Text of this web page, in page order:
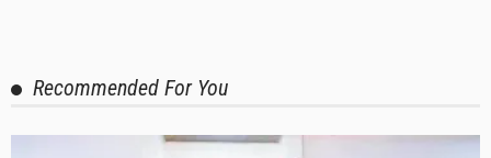
Recommended For You